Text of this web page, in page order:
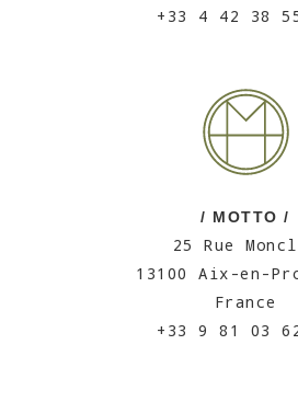
+33 4 42 38
/ MOTTO /
25 Rue
13100 Aix-en-
France
+33 9 81 03